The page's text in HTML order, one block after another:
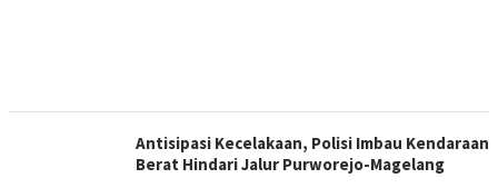
Antisipasi Kecelakaan, Polisi Imbau Kendaraan
Berat Hindari Jalur Purworejo-Magelang